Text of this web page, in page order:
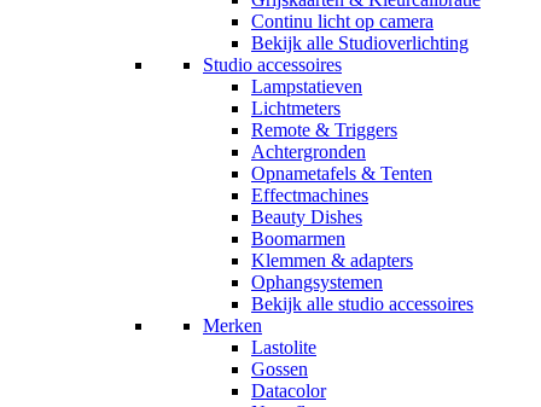
Continu licht op camera
Bekijk alle Studioverlichting
Studio accessoires
Lampstatieven
Lichtmeters
Remote & Triggers
Achtergronden
Opnametafels & Tenten
Effectmachines
Beauty Dishes
Boomarmen
Klemmen & adapters
Ophangsystemen
Bekijk alle studio accessoires
Merken
Lastolite
Gossen
Datacolor